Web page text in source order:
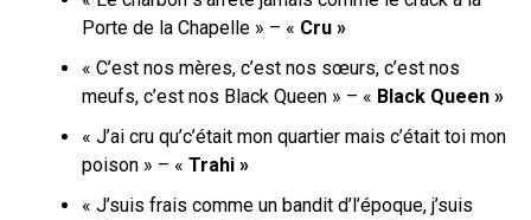
Porte de la Chapelle » – « Cru »
« C’est nos mères, c’est nos sœurs, c’est nos
meufs, c’est nos Black Queen » – « Black Queen »
« J’ai cru qu’c’était mon quartier mais c’était toi mon
poison » – « Trahi »
« J’suis frais comme un bandit d’l’époque, j’suis